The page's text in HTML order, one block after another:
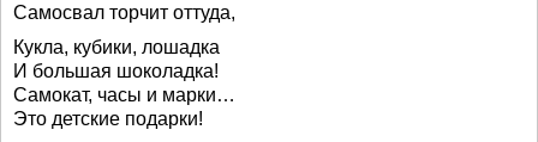
Самосвал торчит оттуда,
Кукла, кубики, лошадка
И большая шоколадка!
Самокат, часы и марки…
Это детские подарки!